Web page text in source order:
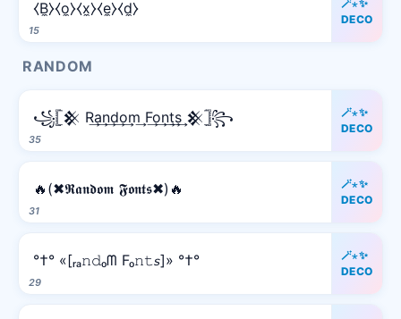
15
⧼B̼⧽⧼o̼⧽⧼x̼⧽⧼e̼⧽⧼d̼⧽
🪄⋆✨
DECO
RANDOM
35
꧁𓊈𒆜 R͢a͢n͢d͢o͢m͢ F͢o͢n͢t͢s͢ 𒆜𓊉꧂
🪄⋆✨
DECO
31
🔥(✖𝕽𝖆𝖓𝖉𝖔𝖒 𝕱𝖔𝖓𝖙𝖘✖)🔥
🪄⋆✨
DECO
29
°†° «[ᵣₐ𝚗𝚍ₒᗰ Fₒ𝚗𝚝𝘴]» °†°
🪄⋆✨
DECO